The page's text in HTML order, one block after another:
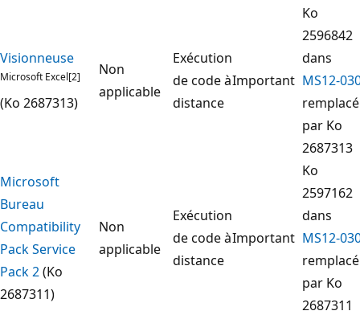
Visionneuse
Microsoft Excel[2]
(Ko 2687313)
Non
applicable
Exécution
de code à
distance
Important
Ko
2596842
dans
MS12-
remplacé
par Ko
2687313
Microsoft
Bureau
Compatibility
Pack Service
Pack 2(Ko
2687311)
Non
applicable
Exécution
de code à
distance
Important
Ko
2597162
dans
MS12-
remplacé
par Ko
2687311